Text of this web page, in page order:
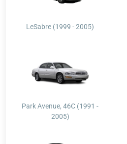
LeSabre (1999 - 2005)
Park Avenue, 46C (1991 -
2005)